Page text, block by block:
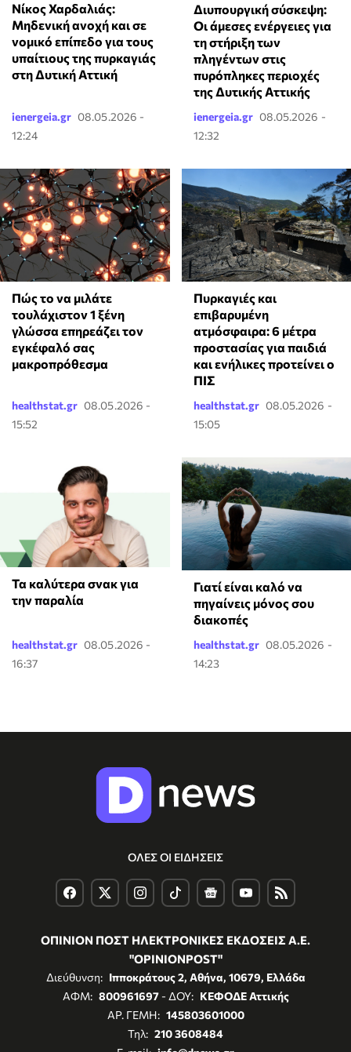
Νίκος Χαρδαλιάς:
Μηδενική ανοχή και σε
νομικό επίπεδο για τους
υπαίτιους της πυρκαγιάς
στη Δυτική Αττική
ienergeia.gr 08.05.2026 -
12:24
Διυπουργική σύσκεψη:
Οι άμεσες ενέργειες για
τη στήριξη των
πληγέντων στις
πυρόπληκες περιοχές
της Δυτικής Αττικής
ienergeia.gr 08.05.2026 -
12:32
⁠Πώς το να μιλάτε
τουλάχιστον 1 ξένη
γλώσσα επηρεάζει τον
εγκέφαλό σας
μακροπρόθεσμα
healthstat.gr 08.05.2026 -
15:52
Πυρκαγιές και
επιβαρυμένη
ατμόσφαιρα: 6 μέτρα
προστασίας για παιδιά
και ενήλικες προτείνει ο
ΠΙΣ
healthstat.gr 08.05.2026 -
15:05
Τα καλύτερα σνακ για
την παραλία
healthstat.gr 08.05.2026 -
16:37
Γιατί είναι καλό να
πηγαίνεις μόνος σου
διακοπές
healthstat.gr 08.05.2026 -
14:23
ΟΛΕΣ ΟΙ ΕΙΔΗΣΕΙΣ
ΟΠΙΝΙΟΝ ΠΟΣΤ ΗΛΕΚΤΡΟΝΙΚΕΣ ΕΚΔΟΣΕΙΣ Α.Ε.
"OPINIONPOST"
Διεύθυνση: Ιπποκράτους 2, Αθήνα, 10679, Ελλάδα
ΑΦΜ: 800961697- ΔΟΥ: ΚΕΦΟΔΕ Αττικής
ΑΡ. ΓΕΜΗ: 145803601000
Τηλ: 210 3608484